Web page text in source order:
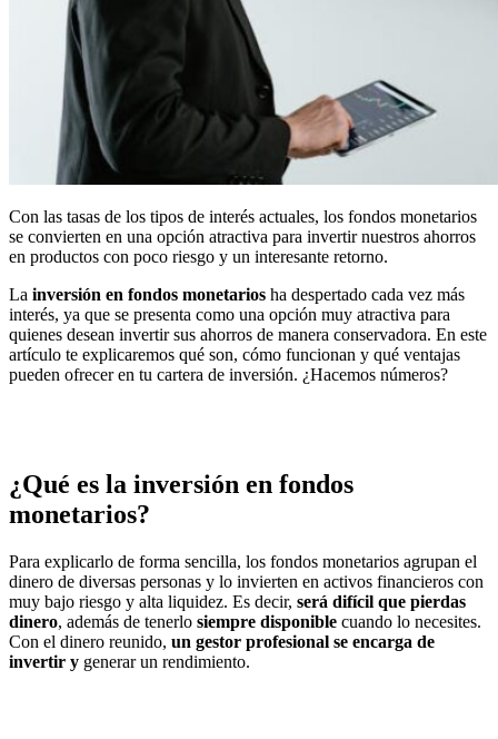
Con las tasas de los tipos de interés actuales, los fondos monetarios
se convierten en una opción atractiva para invertir nuestros ahorros
en productos con poco riesgo y un interesante retorno.
La inversión en fondos monetarios ha despertado cada vez más
interés, ya que se presenta como una opción muy atractiva para
quienes desean invertir sus ahorros de manera conservadora. En este
artículo te explicaremos qué son, cómo funcionan y qué ventajas
pueden ofrecer en tu cartera de inversión. ¿Hacemos números?
¿Qué es la inversión en fondos
monetarios?
Para explicarlo de forma sencilla, los fondos monetarios agrupan el
dinero de diversas personas y lo invierten en activos financieros con
muy bajo riesgo y alta liquidez. Es decir, será difícil que pierdas
dinero, además de tenerlo siempre disponible cuando lo necesites.
Con el dinero reunido, un gestor profesional se encarga de
invertir y generar un rendimiento.